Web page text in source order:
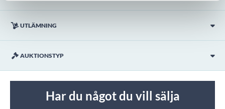
UTLÄMNING
AUKTIONSTYP
Har du något du vill sälja